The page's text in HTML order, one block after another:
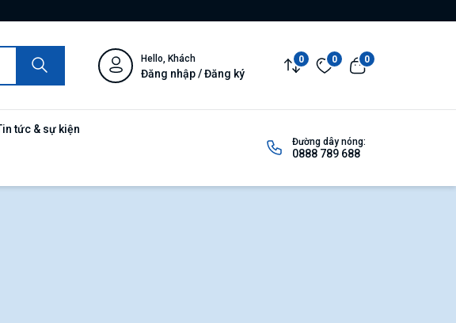
Hello, Khách
Đăng nhập / Đăng ký
0 0 0
tức & sự kiện
Đường dây nóng:
0888 789 688